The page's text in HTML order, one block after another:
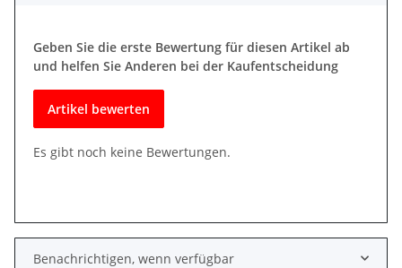
Geben Sie die erste Bewertung für diesen Artikel ab
und helfen Sie Anderen bei der Kaufentscheidung
Artikel bewerten
Es gibt noch keine Bewertungen.
Benachrichtigen, wenn verfügbar